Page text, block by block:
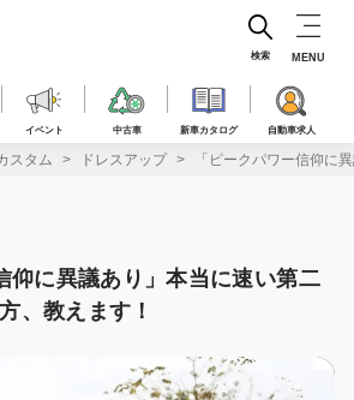
イベント 中古車 新車カタログ 自動車求人
検索 MENU
スタム ドレスアップ 「ピークパワー信仰に
仰に異議あり」本当に速い第二
、教えます！